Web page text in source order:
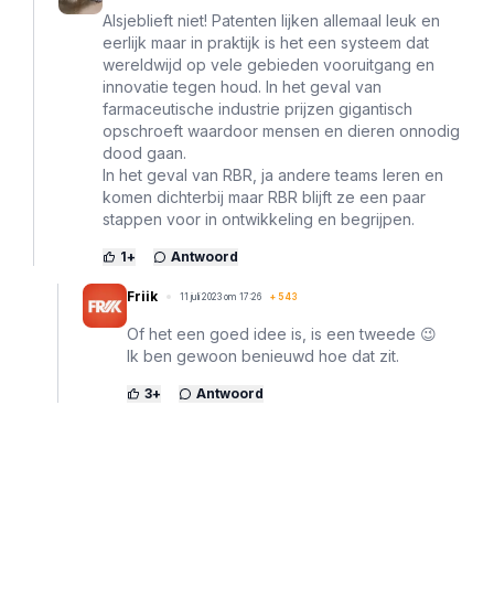
Alsjeblieft niet! Patenten lijken allemaal leuk en
eerlijk maar in praktijk is het een systeem dat
wereldwijd op vele gebieden vooruitgang en
innovatie tegen houd. In het geval van
farmaceutische industrie prijzen gigantisch
opschroeft waardoor mensen en dieren onnodig
dood gaan.
In het geval van RBR, ja andere teams leren en
komen dichterbij maar RBR blijft ze een paar
stappen voor in ontwikkeling en begrijpen.
1+ Antwoord
Friik 11 juli 2023 om 17:26 + 543
Of het een goed idee is, is een tweede 😉
Ik ben gewoon benieuwd hoe dat zit.
3+ Antwoord